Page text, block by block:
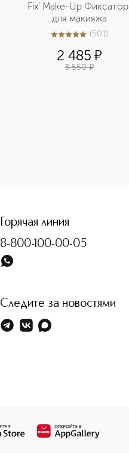
Fix' Make-Up Фиксатор
для макияжа
5из 5501 (501)
2 485 ¤
3 550 ¤
Горячая линия
8-800-100-00-05
Следите за новостями